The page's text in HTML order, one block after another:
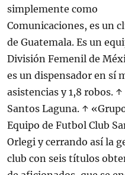
simplemente como
Comunicaciones, es un
de Guatemala. Es un
División Femenil de
es un dispensador en sí
asistencias y 1,8 robos.
Santos Laguna. ↑
Equipo de Futbol Club
Orlegi y cerrando así la
club con seis títulos